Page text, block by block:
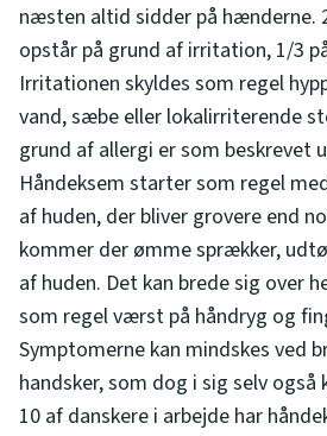
næsten altid sidder på hænderne.
opstår på grund af irritation, 1/3
Irritationen skyldes som regel
vand, sæbe eller lokalirriterende
grund af allergi er som beskrevet
Håndeksem starter som regel
af huden, der bliver grovere end
kommer der ømme sprækker,
af huden. Det kan brede sig over
som regel værst på håndryg og
Symptomerne kan mindskes ved
handsker, som dog i sig selv også
10 af danskere i arbejde har